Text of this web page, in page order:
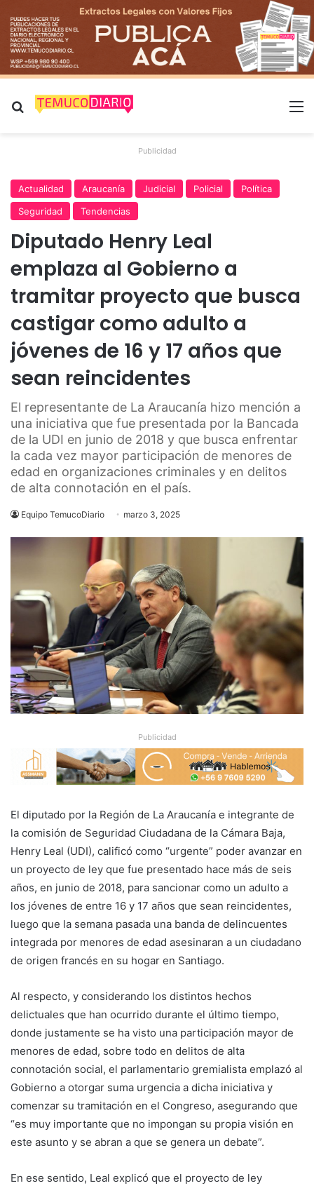
Buscar por
Publicidad
Actualidad Araucanía Judicial Policial
Política
Seguridad
Tendencias
Diputado Henry Leal
emplaza al Gobierno a
tramitar proyecto que busca
castigar como adulto a
jóvenes de 16 y 17 años que
sean reincidentes
El representante de La Araucanía hizo mención a
una iniciativa que fue presentada por la Bancada
de la UDI en junio de 2018 y que busca enfrentar
la cada vez mayor participación de menores de
edad en organizaciones criminales y en delitos
de alta connotación en el país.
Equipo TemucoDiario marzo 3, 2025
Publicidad
El diputado por la Región de La Araucanía e integrante de
la comisión de Seguridad Ciudadana de la Cámara Baja,
Henry Leal (UDI), calificó como “urgente” poder avanzar en
un proyecto de ley que fue presentado hace más de seis
años, en junio de 2018, para sancionar como un adulto a
los jóvenes de entre 16 y 17 años que sean reincidentes,
luego que la semana pasada una banda de delincuentes
integrada por menores de edad asesinaran a un ciudadano
de origen francés en su hogar en Santiago.
Al respecto, y considerando los distintos hechos
delictuales que han ocurrido durante el último tiempo,
donde justamente se ha visto una participación mayor de
menores de edad, sobre todo en delitos de alta
connotación social, el parlamentario gremialista emplazó al
Gobierno a otorgar suma urgencia a dicha iniciativa y
comenzar su tramitación en el Congreso, asegurando que
“es muy importante que no impongan su propia visión en
este asunto y se abran a que se genera un debate”.
En ese sentido, Leal explicó que el proyecto de ley